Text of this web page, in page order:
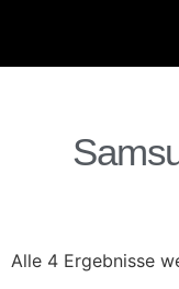
Alle 4 Ergebnisse